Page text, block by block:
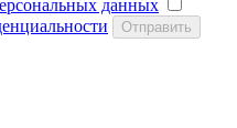
данных
Отправить